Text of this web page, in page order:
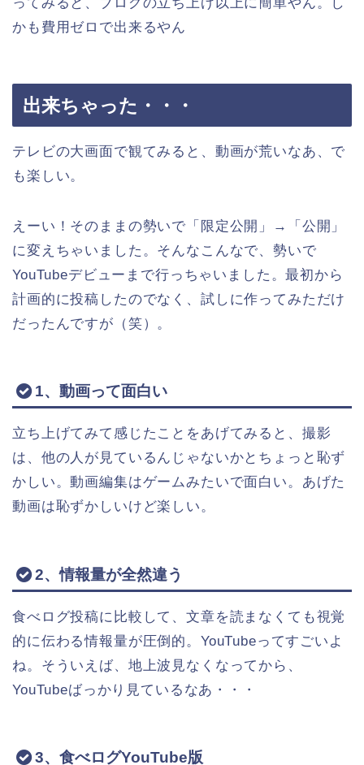
かも費用ゼロで出来るやん
出来ちゃった・・・
テレビの大画面で観てみると、動画が荒いなあ、で
も楽しい。
えーい！そのままの勢いで「限定公開」→「公開」
に変えちゃいました。そんなこんなで、勢いで
YouTubeデビューまで行っちゃいました。最初から
計画的に投稿したのでなく、試しに作ってみただけ
だったんですが（笑）。
1、動画って面白い
立ち上げてみて感じたことをあげてみると、撮影
は、他の人が見ているんじゃないかとちょっと恥ず
かしい。動画編集はゲームみたいで面白い。あげた
動画は恥ずかしいけど楽しい。
2、情報量が全然違う
食べログ投稿に比較して、文章を読まなくても視覚
的に伝わる情報量が圧倒的。YouTubeってすごいよ
ね。そういえば、地上波見なくなってから、
YouTubeばっかり見ているなあ・・・
3、食べログYouTube版